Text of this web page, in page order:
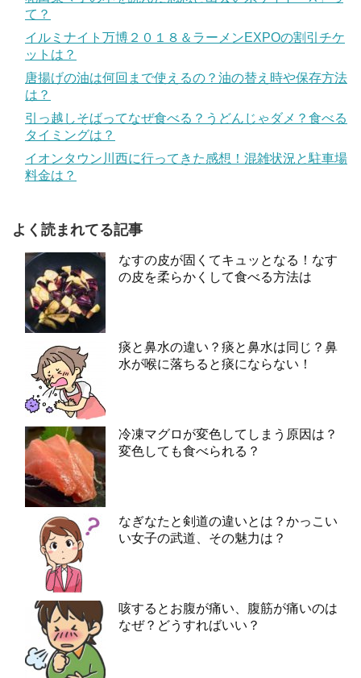
て？
イルミナイト万博２０１８＆ラーメンEXPOの割引チケ
ットは？
唐揚げの油は何回まで使えるの？油の替え時や保存方法
は？
引っ越しそばってなぜ食べる？うどんじゃダメ？食べる
タイミングは？
イオンタウン川西に行ってきた感想！混雑状況と駐車場
料金は？
よく読まれてる記事
なすの皮が固くてキュッとなる！なす
の皮を柔らかくして食べる方法は
痰と鼻水の違い？痰と鼻水は同じ？鼻
水が喉に落ちると痰にならない！
冷凍マグロが変色してしまう原因は？
変色しても食べられる？
なぎなたと剣道の違いとは？かっこい
い女子の武道、その魅力は？
咳するとお腹が痛い、腹筋が痛いのは
なぜ？どうすればいい？